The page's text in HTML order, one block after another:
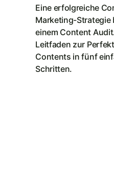
Eine erfolgreiche
Marketing-Strategie
einem Content
Leitfaden zur
Contents in fünf
Schritten.